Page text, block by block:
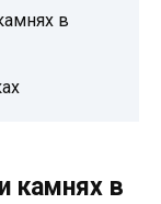
в
камнях в